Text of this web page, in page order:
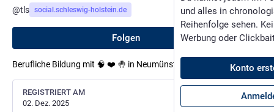
@tls social.schleswig-holstein.de
Folgen
Berufliche Bildung mit 🧠 ❤️ 🤚 in Neumünster seit 1892.
REGISTRIERT AM
02. Dez. 2025
und alles in
Reihenfolge sehen.
Werbung oder
Konto